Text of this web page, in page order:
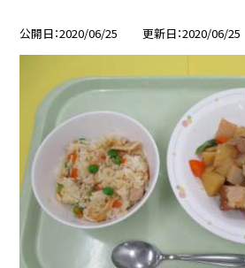
公開日 2020/06/25 更新日 2020/06/25